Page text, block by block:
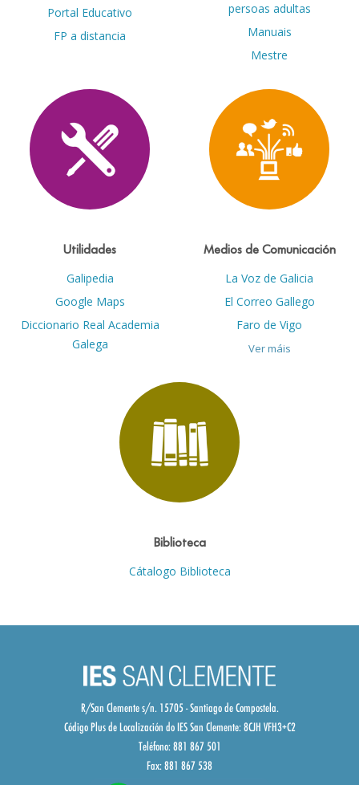
Portal Educativo
FP a distancia
persoas adultas
Manuais
Mestre
Utilidades
Galipedia
Google Maps
Diccionario Real Academia
Galega
Medios de Comunicación
La Voz de Galicia
El Correo Gallego
Faro de Vigo
Ver máis
Biblioteca
Cátalogo Biblioteca
R/San Clemente s/n. 15705 - Santiago de Compostela.
Código Plus de Localización do IES San Clemente:8CJH VFH3+C2
Teléfono: 881 867 501
Fax: 881 867 538